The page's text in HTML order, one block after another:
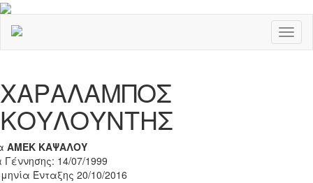
ΧΑΡΑΛΑΜΠΟΣ
ΚΟΥΛΟΥΝΤΗΣ
ΑΜΕΚ ΚΑΨΑΛΟΥ
Γέννησης: 14/07/1999
Ένταξης 20/10/2016